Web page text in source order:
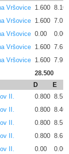
Vršovice 1.600 8.100
Vršovice 1.600 7.050
Vršovice 0.00
0.00
Vršovice 1.600 7.650
Vršovice 1.600 7.950
28.500
D
E
II. 0.800 8.550
II. 0.800 8.400
II. 0.800 8.550
II. 0.800 8.650
II. 0.00 0.00